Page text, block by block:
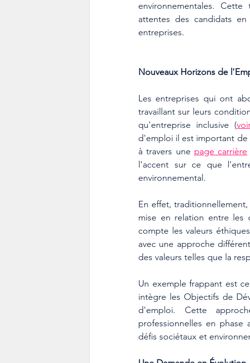
environnementales.
attentes des candidats
entreprises.
Nouveaux Horizons de
Les entreprises qui ont
travaillant sur leurs
qu'entreprise inclusive (
d'emploi il est important
à travers une page carrière
l'accent sur ce que
environnemental.
En effet, traditionnellement,
mise en relation entre les
compte les valeurs
avec une approche
des valeurs telles que la
Un exemple frappant est
intègre les Objectifs de
d'emploi. Cette
professionnelles en phase
défis sociétaux et